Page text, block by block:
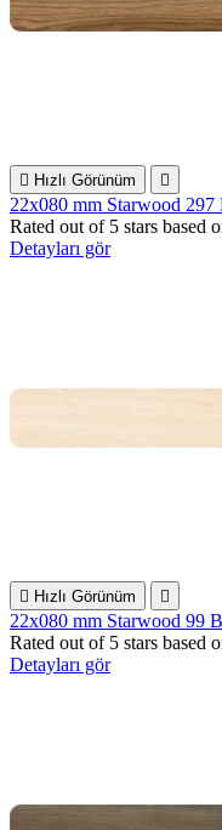
 Hızlı Görünüm 
22x080 mm Starwood
Rated out of 5 stars based
Detayları gör
 Hızlı Görünüm 
22x080 mm Starwood 99
Rated out of 5 stars based
Detayları gör